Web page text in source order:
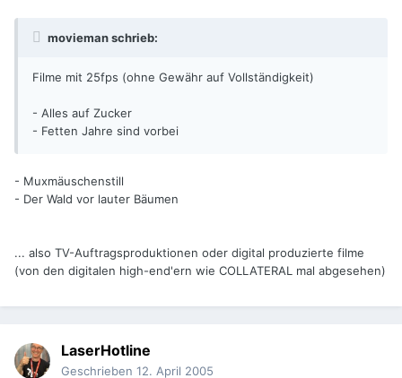
movieman schrieb:
Filme mit 25fps (ohne Gewähr auf Vollständigkeit)
- Alles auf Zucker
- Fetten Jahre sind vorbei
- Muxmäuschenstill
- Der Wald vor lauter Bäumen
... also TV-Auftragsproduktionen oder digital produzierte filme
(von den digitalen high-end'ern wie COLLATERAL mal abgesehen)
LaserHotline
Geschrieben 12. April 2005